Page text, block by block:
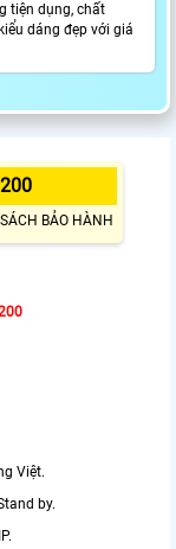
tiện dụng, chất
dáng đẹp với giá
BẢO HÀNH
Việt.
by.